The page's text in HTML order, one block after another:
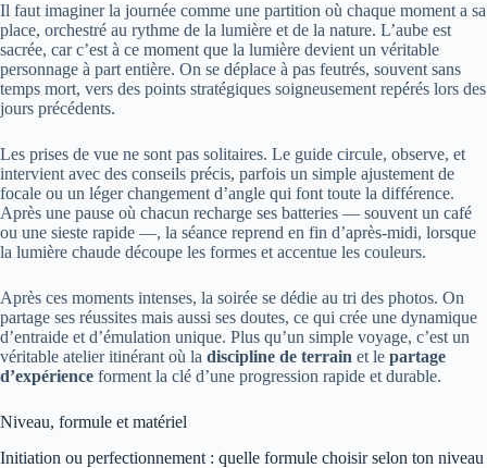
Il faut imaginer la journée comme une partition où chaque moment a sa
place, orchestré au rythme de la lumière et de la nature. L’aube est
sacrée, car c’est à ce moment que la lumière devient un véritable
personnage à part entière. On se déplace à pas feutrés, souvent sans
temps mort, vers des points stratégiques soigneusement repérés lors des
jours précédents.
Les prises de vue ne sont pas solitaires. Le guide circule, observe, et
intervient avec des conseils précis, parfois un simple ajustement de
focale ou un léger changement d’angle qui font toute la différence.
Après une pause où chacun recharge ses batteries — souvent un café
ou une sieste rapide —, la séance reprend en fin d’après-midi, lorsque
la lumière chaude découpe les formes et accentue les couleurs.
Après ces moments intenses, la soirée se dédie au tri des photos. On
partage ses réussites mais aussi ses doutes, ce qui crée une dynamique
d’entraide et d’émulation unique. Plus qu’un simple voyage, c’est un
véritable atelier itinérant où la discipline de terrain et le partage
d’expérience forment la clé d’une progression rapide et durable.
Niveau, formule et matériel
Initiation ou perfectionnement : quelle formule choisir selon ton niveau